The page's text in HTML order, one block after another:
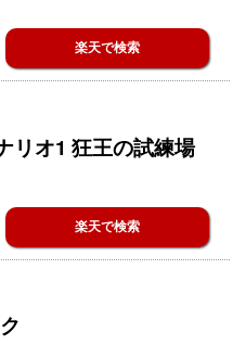
楽天で検索
オ1 狂王の試練場
楽天で検索